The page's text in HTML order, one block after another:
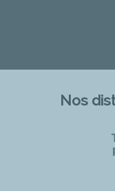
Nos